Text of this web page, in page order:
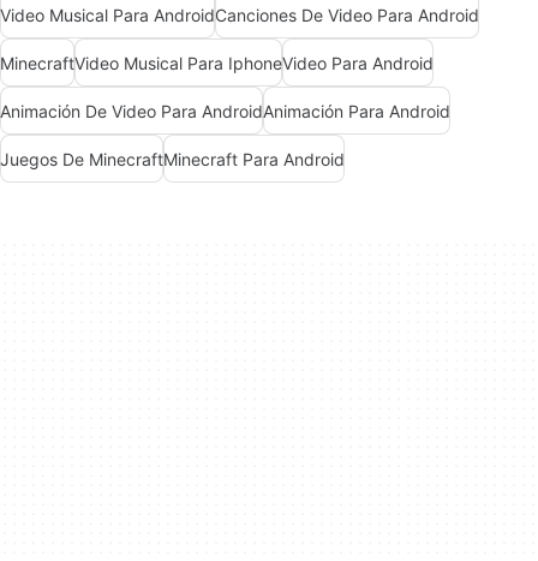
Video Musical Para AndroidCanciones De Video Para Android
MinecraftVideo Musical Para IphoneVideo Para Android
Animación De Video Para AndroidAnimación Para Android
Juegos De MinecraftMinecraft Para Android